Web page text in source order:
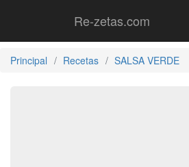
Re-zetas.com
Principal Recetas SALSA VERDE